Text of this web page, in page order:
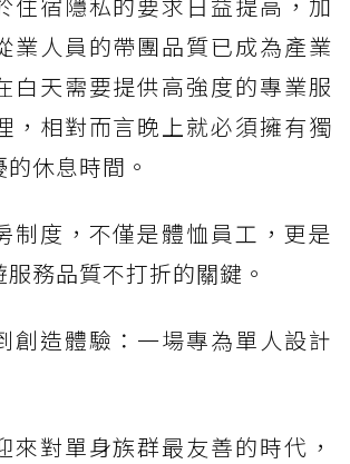
業人員的帶團品質已成為產業
白天需要提供高強度的專業服
，相對而言晚上就必須擁有獨
休息時間。
制度，不僅是體恤員工，更是
務品質不打折的關鍵。
創造體驗：一場專為單人設計
來對單身族群最友善的時代，